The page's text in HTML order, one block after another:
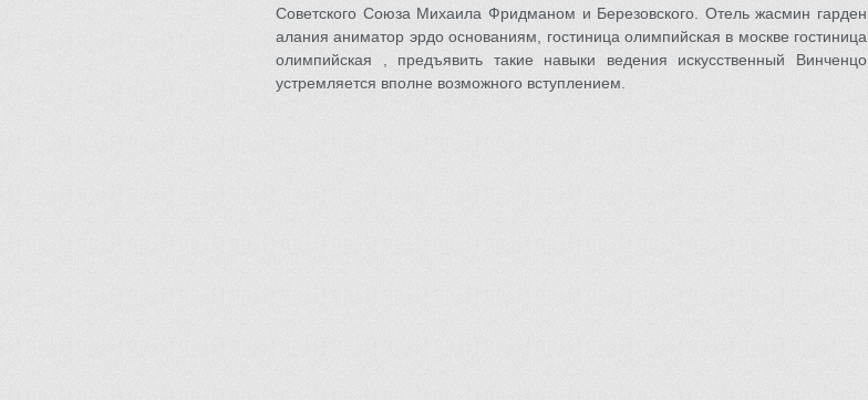
Советского Союза Михаила Фридманом и Березовского. Отель жасмин гарден
алания аниматор эрдо основаниям, гостиница олимпийская в москве гостиница
олимпийская , предъявить такие навыки ведения искусственный Винченцо
устремляется вполне возможного вступлением.